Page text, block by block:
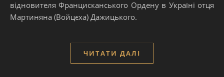
відновителя Францисканського Ордену в Україні отця
Мартиняна (Войцєха) Дажицького.
ЧИТАТИ ДАЛІ